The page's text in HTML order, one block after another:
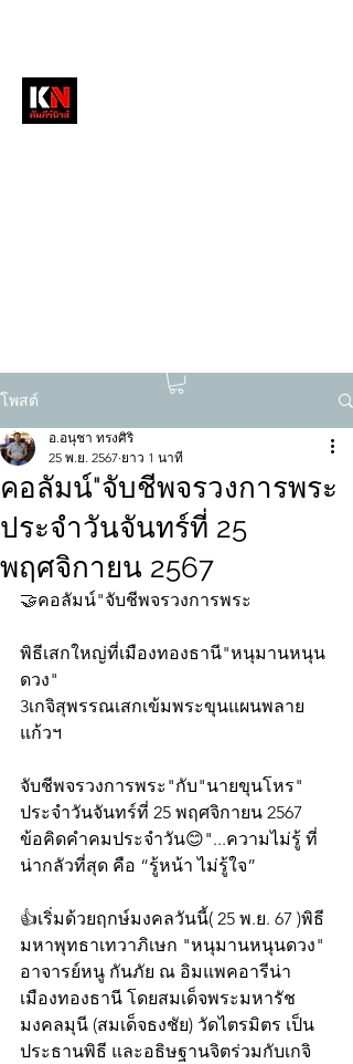
โพสต์
คอลัมน์"จับชีพจรวงการพระ
ประจำวันจันทร์ที่ 25
พฤศจิกายน 2567
อ.อนุชา ทรงศิริ
25 พ.ย. 2567 ยาว 1 นาที
🤝คอลัมน์"จับชีพจรวงการพระ
พิธีเสกใหญ่ที่เมืองทองธานี"หนุมานหนุน
ดวง"
3เกจิสุพรรณเสกเข้มพระขุนแผนพลาย
แก้วฯ
จับชีพจรวงการพระ"กับ"นายขุนโหร"
ประจำวันจันทร์ที่ 25 พฤศจิกายน 2567
ข้อคิดคำคมประจำวัน😊"...ความไม่รู้ ที่
น่ากลัวที่สุด คือ “รู้หน้า ไม่รู้ใจ”
👍เริ่มด้วยฤกษ์มงคลวันนี้( 25 พ.ย. 67 )พิธี
มหาพุทธาเทวาภิเษก "หนุมานหนุนดวง"
อาจารย์หนู กันภัย ณ อิมแพคอารีน่า
เมืองทองธานี โดยสมเด็จพระมหารัช
มงคลมุนี (สมเด็จธงชัย) วัดไตรมิตร เป็น
ประธานพิธี และอธิษฐานจิตร่วมกับเกจิ